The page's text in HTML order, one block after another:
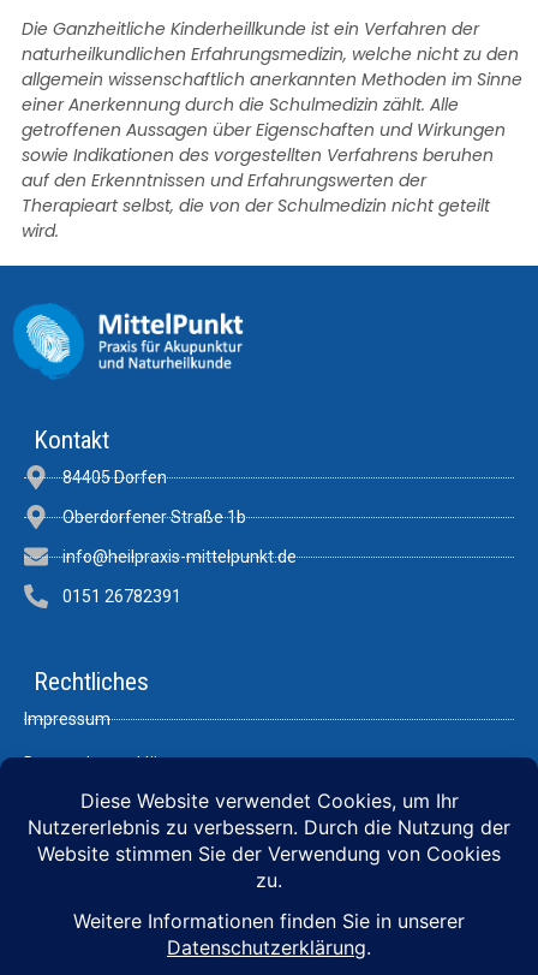
Die Ganzheitliche Kinderheillkunde ist ein Verfahren der
naturheilkundlichen Erfahrungsmedizin, welche nicht zu den
allgemein wissenschaftlich anerkannten Methoden im Sinne
einer Anerkennung durch die Schulmedizin zählt. Alle
getroffenen Aussagen über Eigenschaften und Wirkungen
sowie Indikationen des vorgestellten Verfahrens beruhen
auf den Erkenntnissen und Erfahrungswerten der
Therapieart selbst, die von der Schulmedizin nicht geteilt
wird.
Kontakt
84405 Dorfen
Oberdorfener Straße 1b
info@heilpraxis-mittelpunkt.de
0151 26782391
Rechtliches
Impressum
Datenschutzerklärung
Links
Mikroimmuntherapie
Hormon Selbsthilfe